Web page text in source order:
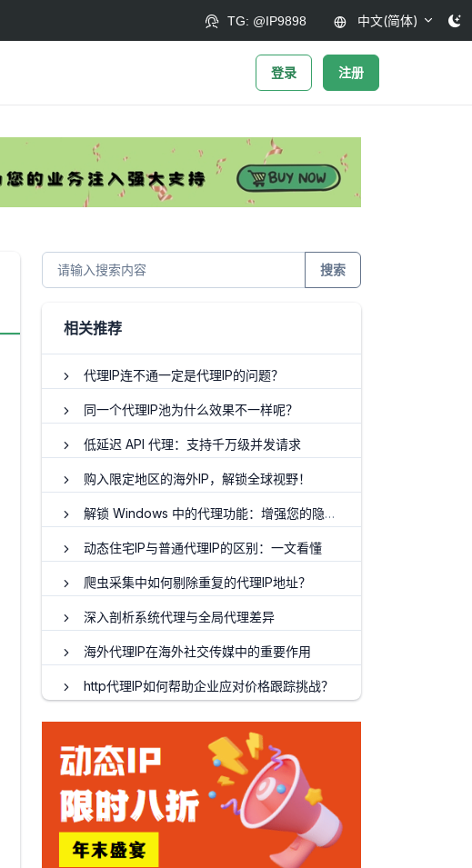
TG: @IP9898 中文(简体)
登录 注册
搜索
相关推荐
代理IP连不通一定是代理IP的问题？
同一个代理IP池为什么效果不一样呢？
低延迟 API 代理：支持千万级并发请求
购入限定地区的海外IP，解锁全球视野！
解锁 Windows 中的代理功能：增强您的隐私和在线访问
动态住宅IP与普通代理IP的区别：一文看懂
爬虫采集中如何剔除重复的代理IP地址？
深入剖析系统代理与全局代理差异
海外代理IP在海外社交传媒中的重要作用
http代理IP如何帮助企业应对价格跟踪挑战？